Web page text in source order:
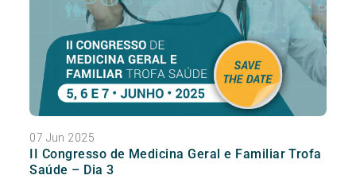
07 Jun 2025
II Congresso de Medicina Geral e Familiar Trofa
Saúde – Dia 3